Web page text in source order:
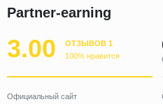
Partner-earning
3.00
ОТЗЫВОВ 1
100% нравится
Официальный сайт